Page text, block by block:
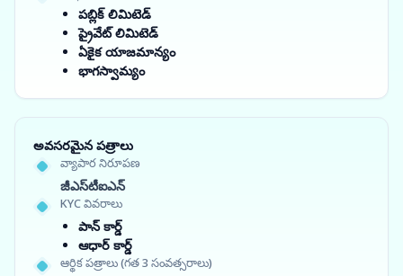
పబ్లిక్ లిమిటెడ్
ప్రైవేట్ లిమిటెడ్
ఏకైక యాజమాన్యం
భాగస్వామ్యం
అవసరమైన పత్రాలు
వ్యాపార నిరూపణ
జీఎస్‌టీఐఎన్
KYC వివరాలు
పాన్ కార్డ్
ఆధార్ కార్డ్
ఆర్థిక పత్రాలు (గత 3 సంవత్సరాలు)